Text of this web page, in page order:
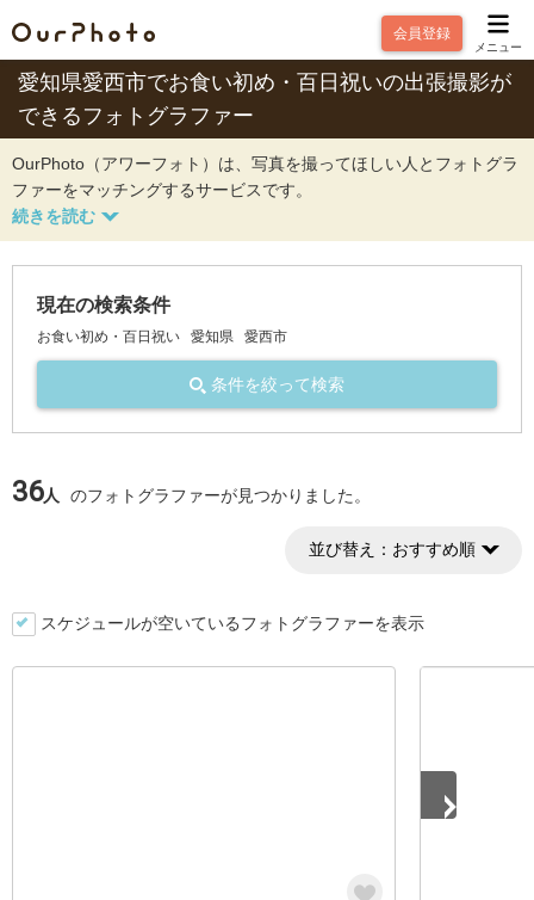
会員登録
メニュー
愛知県愛西市でお食い初め・百日祝いの出張撮影が
できるフォトグラファー
OurPhoto（アワーフォト）は、写真を撮ってほしい人とフォトグラ
ファーをマッチングするサービスです。
現在の検索条件
お食い初め・百日祝い 愛知県 愛西市
条件を絞って検索
36人 のフォトグラファーが見つかりました。
並び替え： おすすめ順
スケジュールが空いているフォトグラファーを表示